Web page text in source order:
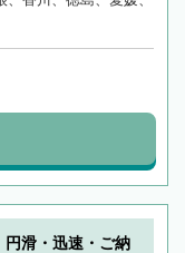
円滑・迅速・ご納